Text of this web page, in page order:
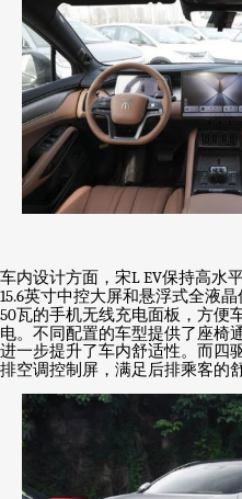
车内设计方面，宋L EV保持高水
15.6英寸中控大屏和悬浮式全液
50瓦的手机无线充电面板，方便
电。不同配置的车型提供了座椅
进一步提升了车内舒适性。而四
排空调控制屏，满足后排乘客的